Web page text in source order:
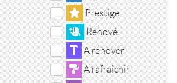
Prestige
Rénové
A rénover
A rafraîchir